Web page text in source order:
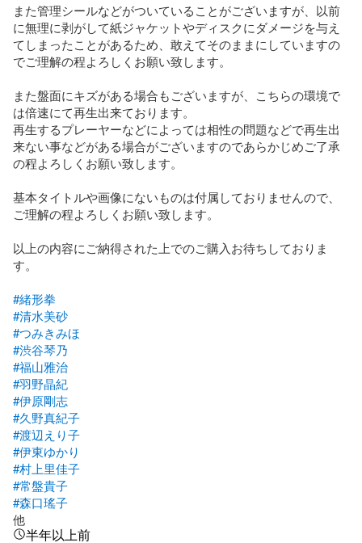
また管理シールなどがついていることがございますが、以前
に無理に剥がして紙ジャケットやディスクにダメージを与え
てしまったことがあるため、敢えてそのままにしていますの
でご理解の程よろしくお願い致します。
また盤面にキズがある場合もございますが、こちらの環境で
は倍速にて再生出来ております。
再生するプレーヤーなどによっては相性の問題などで再生出
来ない事などがある場合がございますのであらかじめご了承
の程よろしくお願い致します。
基本タイトルや画像にないものは付属しておりませんので、
ご理解の程よろしくお願い致します。
以上の内容にご納得された上でのご購入お待ちしておりま
す。
#緒形拳
#清水美砂
#つみきみほ
#渋谷琴乃
#福山雅治
#羽野晶紀
#伊原剛志
#久野真紀子
#渡辺えり子
#伊東ゆかり
#村上里佳子
#常盤貴子
#森口瑤子
他
半年以上前